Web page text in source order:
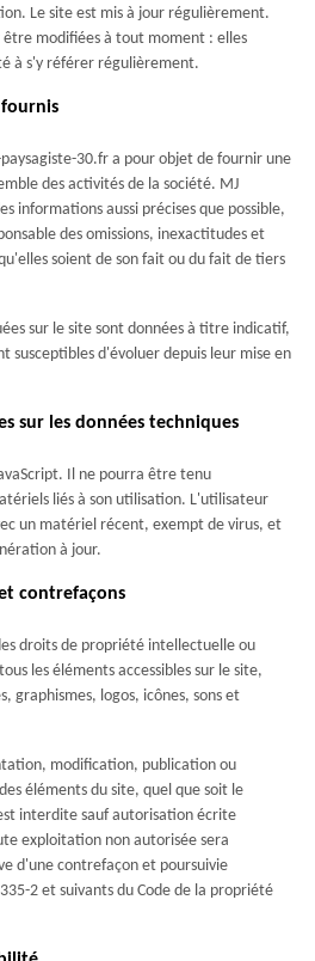
Le site est mis à jour régulièrement.
être modifiées à tout moment : elles
à s'y référer régulièrement.
fournis
30.fr a pour objet de fournir une
des activités de la société. MJ
informations aussi précises que possible,
des omissions, inexactitudes et
soient de son fait ou du fait de tiers
sur le site sont données à titre indicatif,
susceptibles d'évoluer depuis leur mise en
sur les données techniques
Il ne pourra être tenu
liés à son utilisation. L'utilisateur
un matériel récent, exempt de virus, et
à jour.
contrefaçons
droits de propriété intellectuelle ou
les éléments accessibles sur le site,
graphismes, logos, icônes, sons et
modification, publication ou
éléments du site, quel que soit le
interdite sauf autorisation écrite
exploitation non autorisée sera
d'une contrefaçon et poursuivie
2 et suivants du Code de la propriété